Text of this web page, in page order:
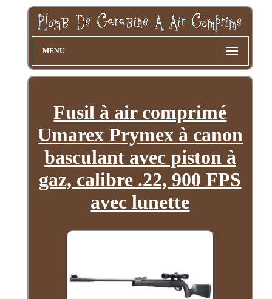
MENU
Fusil à air comprimé
Umarex Prymex à canon
basculant avec piston à
gaz, calibre .22, 900 FPS
avec lunette